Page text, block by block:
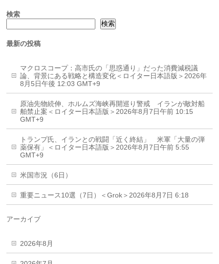
検索
検索
最新の投稿
マクロスコープ：高市氏の「思惑通り」だった消費減税議
論、背景にある戦略と構造変化＜ロイター日本語版＞2026年
8月5日午後 12:03 GMT+9
原油先物続伸、ホルムズ海峡再開巡り警戒 イランが敵対船
舶禁止案＜ロイター日本語版＞2026年8月7日午前 10:15
GMT+9
トランプ氏、イランとの戦闘「近く終結」 米軍「大量の弾
薬保有」＜ロイター日本語版＞2026年8月7日午前 5:55
GMT+9
米国市況（6日）
重要ニュース10選（7日）＜Grok＞2026年8月7日 6:18
アーカイブ
2026年8月